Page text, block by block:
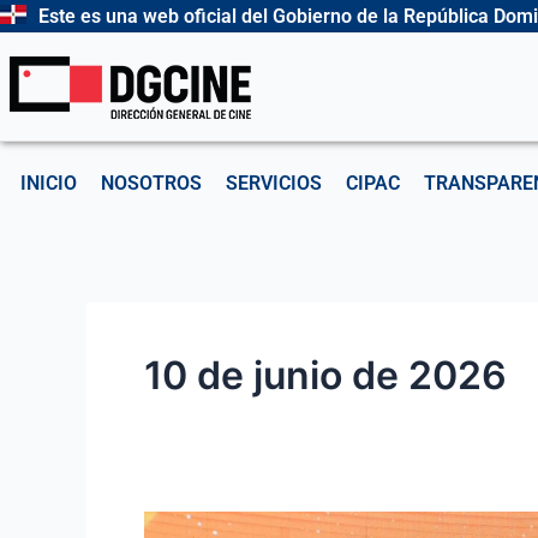
Ir
contenido
Este es una web oficial del Gobierno de la República
INICIO NOSOTROS SERVICIOS CIPAC
10 de junio de 2026
Smartfilms